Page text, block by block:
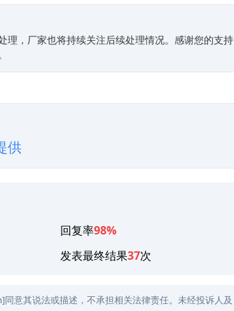
理，厂家也将持续关注后续处理情况。感谢您的支持
供
回复率98%
发表最终结果37次
意其说法或描述，不承担相关法律责任。未经投诉人及